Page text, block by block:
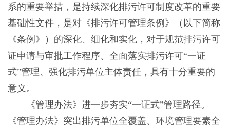
系的重要举措，是持续深化排污许可制度改革的重要
基础性文件，是对《排污许可管理条例》（以下简称
《条例》）的深化、细化和实化，对于规范排污许可
证申请与审批工作程序、全面落实排污许可“一证
式”管理、强化排污单位主体责任，具有十分重要的
意义。
《管理办法》进一步夯实“一证式”管理路径。
《管理办法》突出排污单位全覆盖、环境管理要素全